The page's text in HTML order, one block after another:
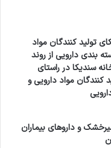
تولید کنندگان مواد
بندی دارویی از روند
سندیکا در راستای
مواد دارویی و
و داروهای بیماران